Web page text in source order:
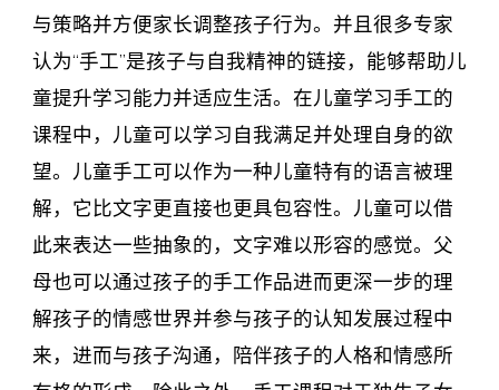
与策略并方便家长调整孩子行为。并且很多专家
认为“手工”是孩子与自我精神的链接，能够帮助儿
童提升学习能力并适应生活。在儿童学习手工的
课程中，儿童可以学习自我满足并处理自身的欲
望。儿童手工可以作为一种儿童特有的语言被理
解，它比文字更直接也更具包容性。儿童可以借
此来表达一些抽象的，文字难以形容的感觉。父
母也可以通过孩子的手工作品进而更深一步的理
解孩子的情感世界并参与孩子的认知发展过程中
来，进而与孩子沟通，陪伴孩子的人格和情感所